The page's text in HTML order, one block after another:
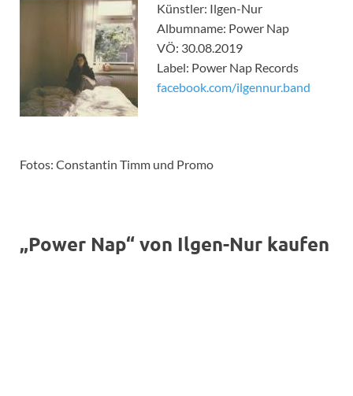
Künstler: Ilgen-Nur
Albumname: Power Nap
VÖ: 30.08.2019
Label: Power Nap Records
facebook.com/ilgennur.band
Fotos: Constantin Timm und Promo
„Power Nap“ von Ilgen-Nur kaufen